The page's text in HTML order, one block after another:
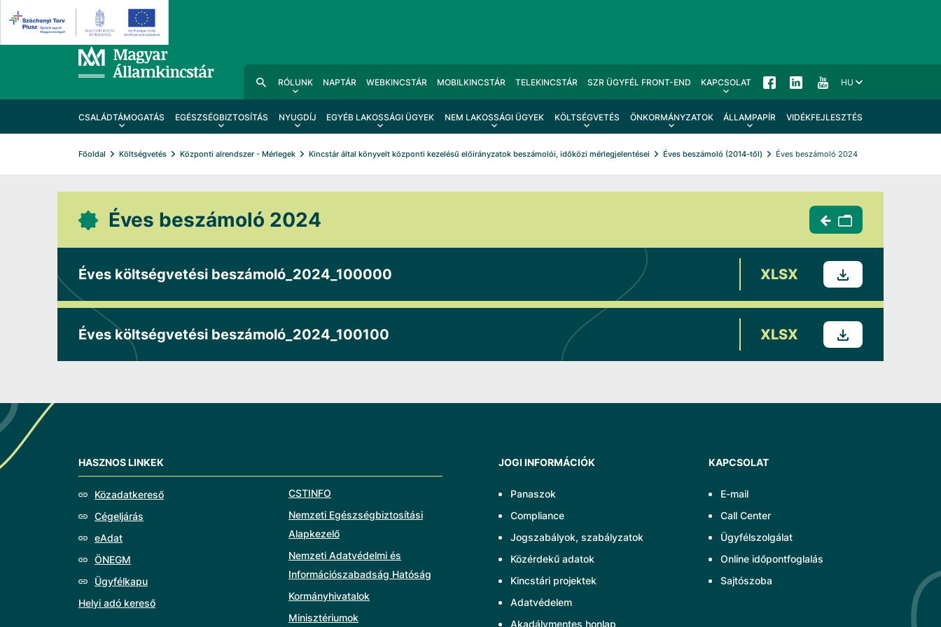
RÓLUNK NAPTÁR WEBKINCSTÁR MOBILKINCSTÁR TELEKINCSTÁR SZR ÜGYFÉL FRONT-END KAPCSOLAT HU
CSALÁDTÁMOGATÁS EGÉSZSÉGBIZTOSÍTÁS NYUGDÍJ EGYÉB LAKOSSÁGI ÜGYEK NEM LAKOSSÁGI ÜGYEK KÖLTSÉGVETÉS ÖNKORMÁNYZATOK ÁLLAMPAPÍR VIDÉKFEJLESZTÉS
Főoldal Költségvetés Központi alrendszer - Mérlegek Kincstár által könyvelt központi kezelésű előirányzatok beszámolói, időközi mérlegjelentései Éves beszámoló (2014-től) Éves beszámoló 2024
Éves beszámoló 2024
Éves költségvetési beszámoló_2024_100000 XLSX
Éves költségvetési beszámoló_2024_100100 XLSX
HASZNOS LINKEK
Közadatkereső
Cégeljárás
eAdat
ÖNEGM
Ügyfélkapu
Helyi adó kereső
CSTINFO
Nemzeti Egészségbiztosítási
Alapkezelő
Nemzeti Adatvédelmi és
Információszabadság Hatóság
Kormányhivatalok
Minisztériumok
JOGI INFORMÁCIÓK
Panaszok
Compliance
Jogszabályok, szabályzatok
Közérdekű adatok
Kincstári projektek
Adatvédelem
Akadálymentes honlap
KAPCSOLAT
E-mail
Call Center
Ügyfélszolgálat
Online időpontfoglalás
Sajtószoba